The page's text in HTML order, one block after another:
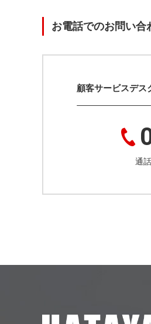
お電話でのお問い合
顧客サービスデス
通